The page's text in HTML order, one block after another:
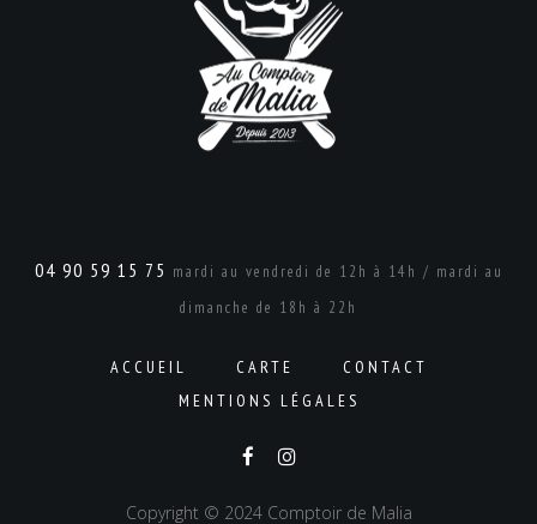
04 90 59 15 75 mardi au vendredi de 12h à 14h / mardi au
dimanche de 18h à 22h
ACCUEIL CARTE
CONTACT
MENTIONS LÉGALES
Copyright © 2024 Comptoir de Malia